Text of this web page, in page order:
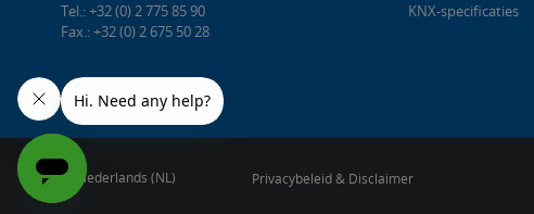
KNX-specificaties
Tel.: +32 (0) 2 775 85 90
Fax.: +32 (0) 2 675 50 28
Nederlands (NL) Privacybeleid & Disclaimer